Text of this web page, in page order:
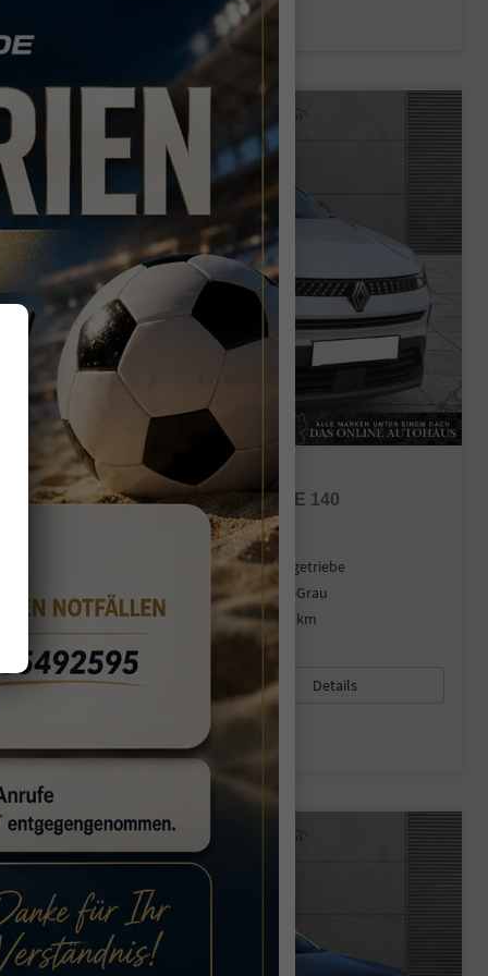
134,00 g/km
RENAULT CAPTUR
TECHNO SHZ+NAVI+RFK+LED TCE 140
GetriebeSchaltgetriebe
Außenfarbe Rafale-Grau
103 kW (140 PS) Kilometerstand13.560 km
21.740,– € Details
5,80 l/100km
CO2-Emissionen:134,00 g/km